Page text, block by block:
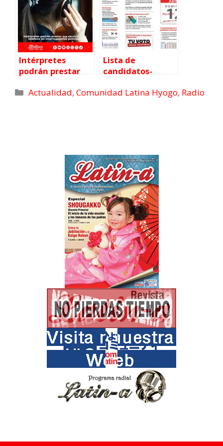
prevención de
desastres
organizada por
CISMID
Intérpretes
podrán prestar
teléfono en
Lista de
candidatos-
Generales Perú
Actualidad,Comunidad Latina Hyogo, Radio